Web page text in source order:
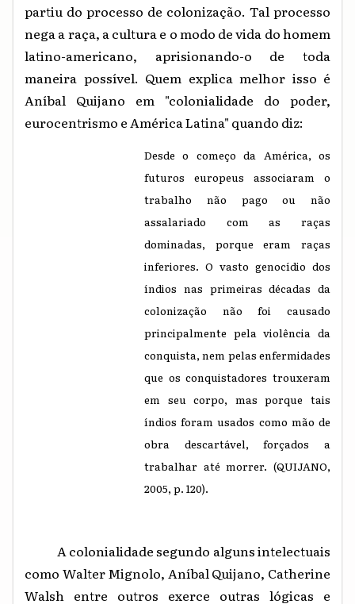
partiu do processo de colonização. Tal processo
nega a raça, a cultura e o modo de vida do homem
latino-americano, aprisionando-o de toda
maneira possível. Quem explica melhor isso é
Aníbal Quijano em "colonialidade do poder,
eurocentrismo e América Latina" quando diz:
Desde o começo da América, os
futuros europeus associaram o
trabalho não pago ou não
assalariado com as raças
dominadas, porque eram raças
inferiores. O vasto genocídio dos
índios nas primeiras décadas da
colonização não foi causado
principalmente pela violência da
conquista, nem pelas enfermidades
que os conquistadores trouxeram
em seu corpo, mas porque tais
índios foram usados como mão de
obra descartável, forçados a
trabalhar até morrer. (QUIJANO,
2005, p. 120).
A colonialidade segundo alguns intelectuais
como Walter Mignolo, Aníbal Quijano, Catherine
Walsh entre outros exerce outras lógicas e